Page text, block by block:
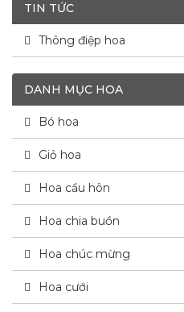
TIN TỨC
Thông điệp hoa
DANH MỤC HOA
Bó hoa
Giỏ hoa
Hoa cầu hôn
Hoa chia buồn
Hoa chúc mừng
Hoa cưới